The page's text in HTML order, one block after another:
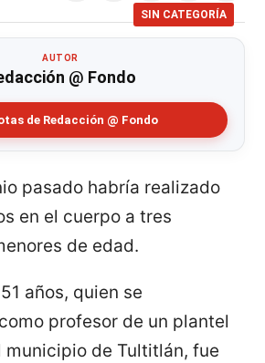
SIN CATEGORÍA
AUTOR
@ Fondo
de Redacción @ Fondo
pasado habría realizado
en el cuerpo a tres
de edad.
años, quien se
profesor de un plantel
municipio de Tultitlán, fue